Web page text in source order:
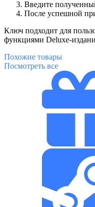
Введите
После успешной
Ключ подходит для
функциями Deluxe-
Похожие товары
Посмотреть все